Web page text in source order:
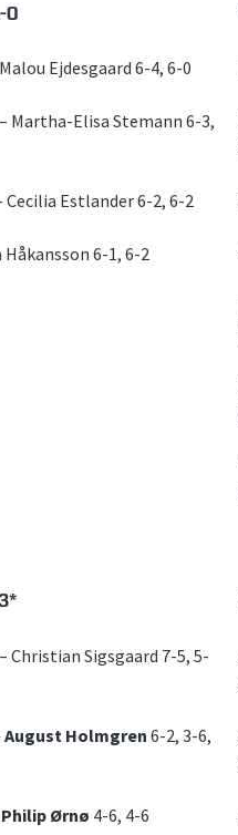
0
Ejdesgaard 6-4, 6-0
– Martha-Elisa Stemann 6-3,
Cecilia Estlander 6-2, 6-2
Håkansson 6-1, 6-2
– Christian Sigsgaard 7-5, 5-
August Holmgren 6-2, 3-6,
Philip Ørnø 4-6, 4-6